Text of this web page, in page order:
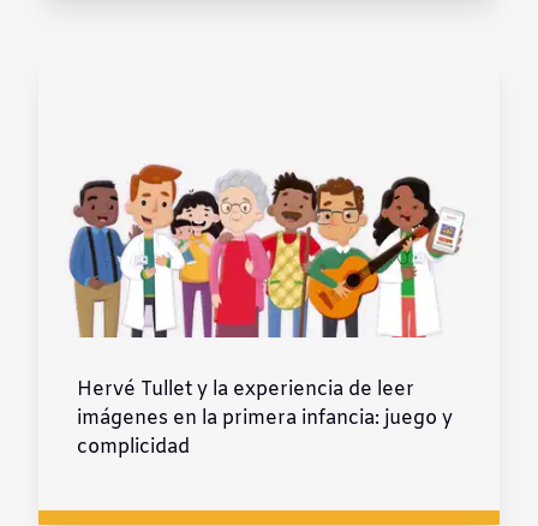
Hervé Tullet y la experiencia de leer
imágenes en la primera infancia: juego y
complicidad